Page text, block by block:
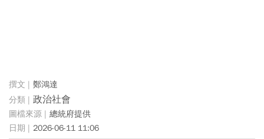
鄭鴻達
政治社會
總統府提供
2026-06-11 11:06